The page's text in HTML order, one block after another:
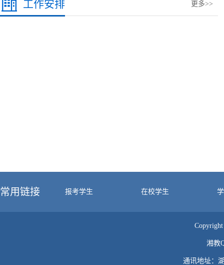
工作安排 更多>>
常用链接 报考学生 在校学生
湘教
通讯地址：